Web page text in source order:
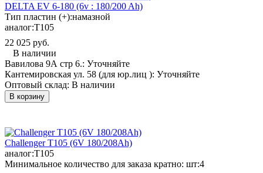
DELTA EV 6-180 (6v : 180/200 Ah)
Тип пластин (+):намазной
аналог:T105
22 025 руб.
В наличии
Вавилова 9А стр 6.: Уточняйте
Кантемировская ул. 58 (для юр.лиц ): Уточняйте
Оптовый склад: В наличии
В корзину
Challenger T105 (6V 180/208Ah)
аналог:T105
Минимальное количество для заказа кратно: шт:4